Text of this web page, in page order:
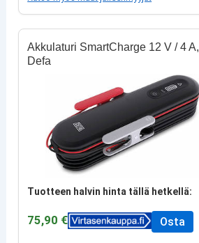
Akkulaturi SmartCharge 12 V / 4 A,
Defa
Tuotteen halvin hinta tällä hetkellä:
75,90 € Osta